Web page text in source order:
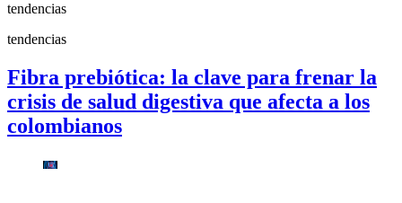
tendencias
tendencias
Fibra prebiótica: la clave para frenar la
crisis de salud digestiva que afecta a los
colombianos